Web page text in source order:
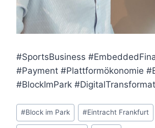
#SportsBusiness
#Payment #Plattformökonomie
#BlockImPark
Schlagworte:
#Block im Park #Eintracht Frankfurt